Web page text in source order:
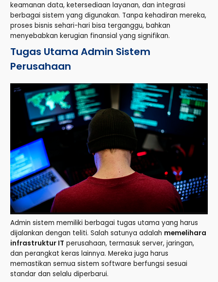
keamanan data, ketersediaan layanan, dan integrasi
berbagai sistem yang digunakan. Tanpa kehadiran mereka,
proses bisnis sehari-hari bisa terganggu, bahkan
menyebabkan kerugian finansial yang signifikan.
Tugas Utama Admin Sistem
Perusahaan
Admin sistem memiliki berbagai tugas utama yang harus
dijalankan dengan teliti. Salah satunya adalah memelihara
infrastruktur IT perusahaan, termasuk server, jaringan,
dan perangkat keras lainnya. Mereka juga harus
memastikan semua sistem software berfungsi sesuai
standar dan selalu diperbarui.